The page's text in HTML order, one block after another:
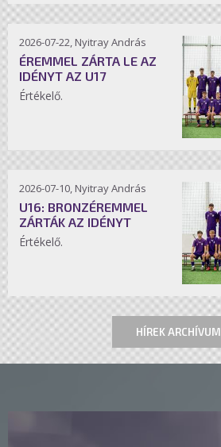
2026-07-22, Nyitray András
ÉREMMEL ZÁRTA LE AZ
IDÉNYT AZ U17
Értékelő.
2026-07-10, Nyitray András
U16: BRONZÉREMMEL
ZÁRTÁK AZ IDÉNYT
Értékelő.
HÍREK ARCHÍVUM